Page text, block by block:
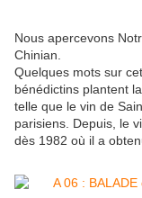
Nous apercevons
Chinian.
Quelques mots sur
bénédictins plantent
telle que le vin de
parisiens. Depuis, le
dès 1982 où il a